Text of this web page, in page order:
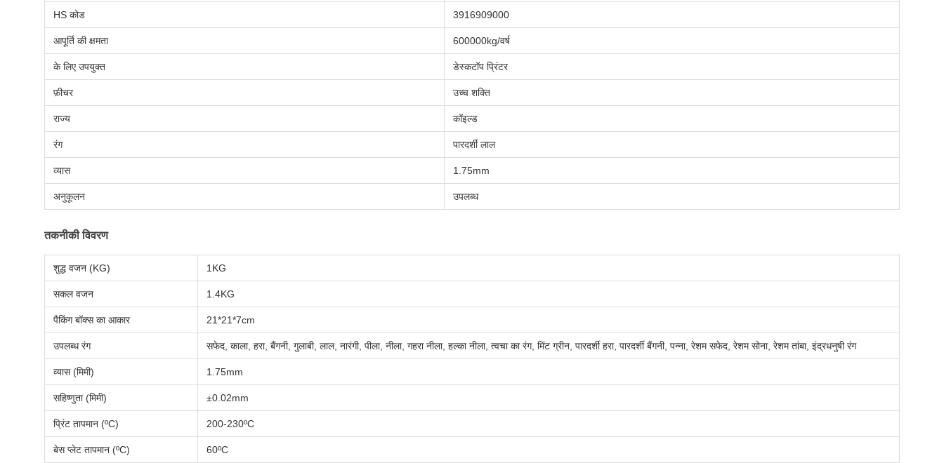
HS कोड 3916909000
आपूर्ति की क्षमता 600000kg/वर्ष
के लिए उपयुक्त डेस्कटॉप प्रिंटर
फ़ीचर उच्च शक्ति
राज्य कॉइल्ड
रंग पारदर्शी लाल
व्यास 1.75mm
अनुकूलन उपलब्ध
तकनीकी विवरण
शुद्ध वजन (KG) 1KG
सकल वजन 1.4KG
पैकिंग बॉक्स का आकार 21*21*7cm
उपलब्ध रंग सफेद, काला, हरा, बैंगनी, गुलाबी, लाल, नारंगी, पीला, नीला, गहरा नीला, हल्का नीला, त्वचा का रंग, मिंट ग्रीन, पारदर्शी हरा, पारदर्शी बैंगनी, पन्ना, रेशम सफेद, रेशम सोना, रेशम तांबा, इंद्रधनुषी रंग
व्यास (मिमी) 1.75mm
सहिष्णुता (मिमी) ±0.02mm
प्रिंट तापमान (ºC) 200-230ºC
बेस प्लेट तापमान (ºC) 60ºC